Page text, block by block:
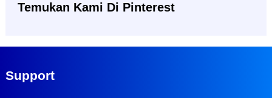
Temukan Kami Di Pinterest
Support